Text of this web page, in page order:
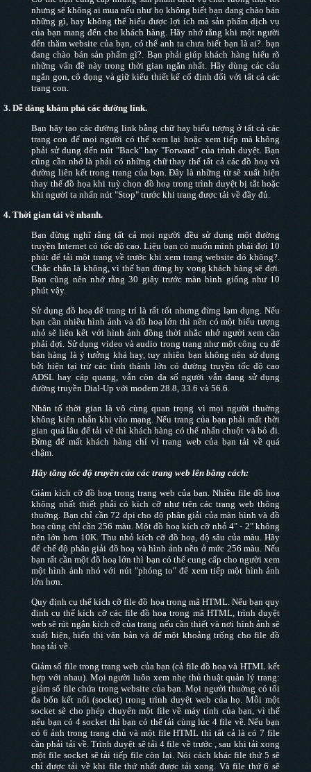
nhưng sẽ không ai mua nếu như họ không biết bạn đang chào bán
những gì, hay không thể hiểu được lợi ích mà sản phẩm dịch vụ
của bạn mang đến cho khách hàng. Hãy nhớ rằng khi một người
đến thăm website của bạn, có thể anh ta chưa biết bạn là ai?. bạn
đang chào bán sản phẩm gì?. Bạn phải giúp khách hàng hiểu rõ
những vấn đề này trong thời gian ngắn nhất. Hãy dùng các câu
ngắn gọn, cô đọng và giữ kiểu thiết kế cố định đối với tất cả các
trang con.
3. Dễ dàng khám phá các đường link.
Bạn hãy tạo các đường link bằng chữ hay biểu tượng ở tất cả các
trang con để mọi người có thể xem lại hoặc xem tiếp mà không
phải sử dụng đến nút "Back" hay "Forward" của trình duyệt. Bạn
cũng cần nhớ là phải có những chữ thay thế tất cả các đồ hoạ và
đường liên kết trong trang của bạn. Đây là những từ sẽ xuất hiện
thay thế đồ họa khi tuỳ chọn đồ hoạ trong trình duyệt bị tắt hoặc
khi người ta nhấn nút "Stop" trước khi trang được tải về đầy đủ.
4. Thời gian tải về nhanh.
Bạn đừng nghĩ rằng tất cả mọi người đều sử dụng một đường
truyền Internet có tốc độ cao. Liệu bạn có muốn mình phải đợi 10
phút để tải một trang về trước khi xem trang website đó không?.
Chắc chắn là không, vì thế bạn đừng hy vọng khách hàng sẽ đợi.
Bạn cũng nên nhớ rằng 30 giây trước màn hình giống như 10
phút vậy.
Sử dụng đồ hoạ để trang trí là rất tốt nhưng đừng lạm dụng. Nếu
bạn cần nhiều hình ảnh và đồ hoạ lớn thì nên có một biểu tượng
nhỏ sẽ liên kết với hình ảnh đồng thời nhắc nhở người xem cần
phải đợi. Sử dụng video và audio trong trang như một công cụ để
bán hàng là ý tưởng khá hay, tuy nhiên bạn không nên sử dụng
bởi hiện tại trừ các tỉnh thành lớn có đường truyền tốc độ cao
ADSL hay cáp quang, vẫn còn đa số người vẫn đang sử dụng
đường truyền Dial-Up với modem 28.8, 33.6 và 56.6.
Nhân tố thời gian là vô cùng quan trọng vì mọi người thuờng
không kiên nhẫn khi vào mạng. Nếu trang của bạn phải mất thời
gian quá lâu để tải về thì khách hàng có thể nhấn chuột và bỏ đi.
Đừng để mất khách hàng chỉ vì trang web của bạn tải về quá
chậm.
Hãy tăng tốc độ truyền của các trang web lên bằng cách:
Giảm kích cỡ đồ hoạ trong trang web của bạn. Nhiều file đồ hoạ
không nhất thiết phải có kích cỡ như trên các trang web thông
thuờng. Bạn chỉ cần 72 dpi cho độ phân giải của màn hình và đồ
hoạ cũng chỉ cần 256 màu. Một đồ hoạ kích cỡ nhỏ 4" - 2" không
nên lớn hơn 10K. Thu nhỏ kích cỡ đồ hoạ, độ sâu của màu. Hãy
để chế độ phân giải đồ hoạ và hình ảnh nền ở mức 256 màu. Nếu
bạn rất cần một đồ hoạ lớn thì bạn có thể cung cấp cho người xem
một hình ảnh nhỏ với nút "phóng to" để xem tiếp một hình ảnh
lớn hơn.
Quy định cụ thể kích cỡ file đồ họa trong mã HTML. Nếu bạn quy
định cụ thể kích cỡ các file đồ hoạ trong mã HTML, trình duyệt
web sẽ rút ngắn kích cỡ của trang nếu cần thiết và nơi hình ảnh sẽ
xuất hiện, hiển thị văn bản và để một khoảng trống cho file đồ
hoạ tải về.
Giảm số file trong trang web của bạn (cả file đồ hoạ và HTML kết
hợp với nhau). Mọi người luôn xem nhẹ thủ thuật quản lý trang:
giảm số file chứa trong website của bạn. Mọi người thuờng có tối
đa bốn kết nối (socket) trong trình duyệt web của họ. Mỗi một
socket sẽ cho phép chuyển một file về máy tính của bạn, vì thế
nếu bạn có 4 socket thì bạn có thể tải cùng lúc 4 file về. Nếu bạn
có 6 ảnh trong trang chủ và một file HTML thì tất cả là có 7 file
cần phải tải về. Trình duyệt sẽ tải 4 file về trước , sau khi tải xong
một file socket sẽ tải tiếp file còn lại. Nói cách khác file thứ 5 sẽ
chỉ được tải về khi file thứ nhất được tải xong. Và file thứ 6 sẽ